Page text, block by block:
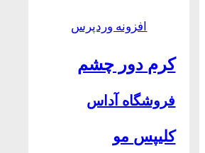
افزونه وردپرس
کرم دور چشم
فروشگاه آداس
کلیپس مو